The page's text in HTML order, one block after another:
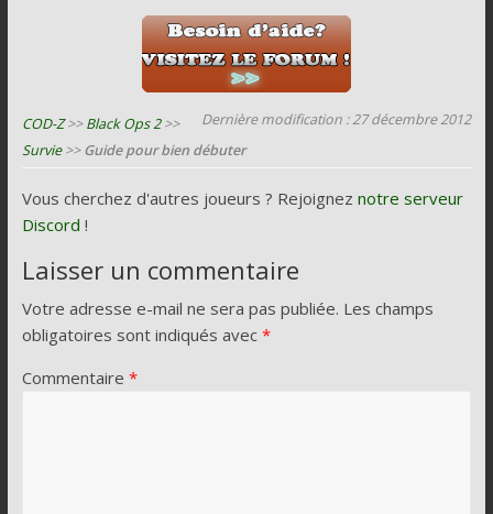
Dernière modification : 27 décembre 2012
COD-Z>>Black Ops 2>>
Survie>>Guide pour bien débuter
Vous cherchez d'autres joueurs ? Rejoignez notre serveur
Discord !
Laisser un commentaire
Votre adresse e-mail ne sera pas publiée. Les champs
obligatoires sont indiqués avec *
Commentaire *